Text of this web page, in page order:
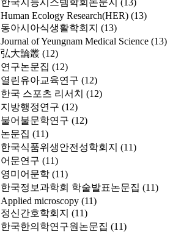
한국지능시스템학회논문지 (13)
Human Ecology Research(HER) (13)
동아시아식생활학회지 (13)
Journal of Yeungnam Medical Science (13)
弘大論叢 (12)
연구논문집 (12)
열린유아교육연구 (12)
한국 스포츠 리서치 (12)
지방행정연구 (12)
불어불문학연구 (12)
논문집 (11)
한국식품위생안전성학회지 (11)
어문연구 (11)
영미어문학 (11)
한국정보과학회 학술발표논문집 (11)
Applied microscopy (11)
정신간호학회지 (11)
한국한의학연구원논문집 (11)